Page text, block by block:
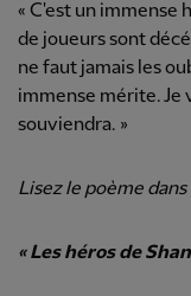
« C'est un immense
de joueurs sont
ne faut jamais les
immense mérite. Je
souviendra. »
Lisez le poème
« Les héros de